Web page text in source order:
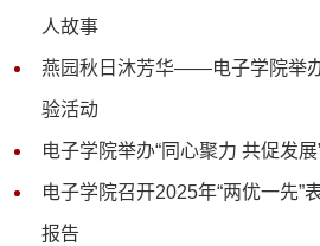
人故事
燕园秋日沐芳华——电子学院举
验活动
电子学院举办“同心聚力 共促发
电子学院召开2025年“两优一先”
报告